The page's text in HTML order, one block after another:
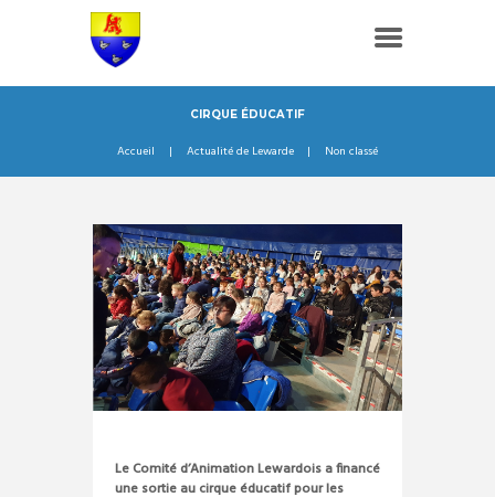
CIRQUE ÉDUCATIF
Accueil Actualité de Lewarde Non classé
Le Comité d’Animation Lewardois a financé
une sortie au cirque éducatif pour les